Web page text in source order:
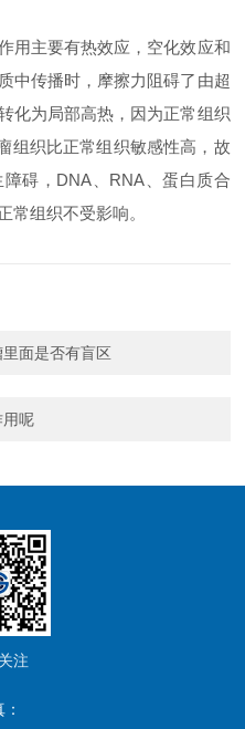
主要有热效应，空化效应和
中传播时，摩擦力阻碍了由超
化为局部高热，因为正常组织
组织比正常组织敏感性高，故
碍，DNA、RNA、蛋白质合
常组织不受影响。
面是否有盲区
用呢
注